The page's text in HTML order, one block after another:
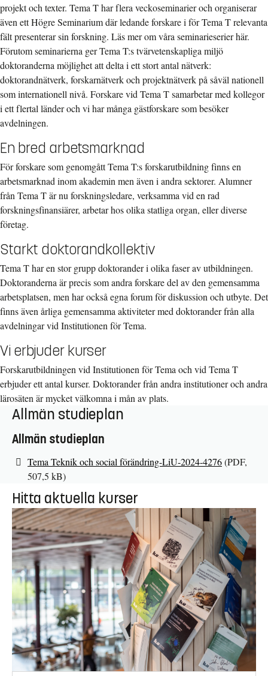
projekt och texter. Tema T har flera veckoseminarier och organiserar
även ett Högre Seminarium där ledande forskare i för Tema T relevanta
fält presenterar sin forskning. Läs mer om våra seminarieserier här.
Förutom seminarierna ger Tema T:s tvärvetenskapliga miljö
doktoranderna möjlighet att delta i ett stort antal nätverk:
doktorandnätverk, forskarnätverk och projektnätverk på såväl nationell
som internationell nivå. Forskare vid Tema T samarbetar med kollegor
i ett flertal länder och vi har många gästforskare som besöker
avdelningen.
En bred arbetsmarknad
För forskare som genomgått Tema T:s forskarutbildning finns en
arbetsmarknad inom akademin men även i andra sektorer. Alumner
från Tema T är nu forskningsledare, verksamma vid en rad
forskningsfinansiärer, arbetar hos olika statliga organ, eller diverse
företag.
Starkt doktorandkollektiv
Tema T har en stor grupp doktorander i olika faser av utbildningen.
Doktoranderna är precis som andra forskare del av den gemensamma
arbetsplatsen, men har också egna forum för diskussion och utbyte. Det
finns även årliga gemensamma aktiviteter med doktorander från alla
avdelningar vid Institutionen för Tema.
Vi erbjuder kurser
Forskarutbildningen vid Institutionen för Tema och vid Tema T
erbjuder ett antal kurser. Doktorander från andra institutioner och andra
lärosäten är mycket välkomna i mån av plats.
Allmän studieplan
Allmän studieplan
Tema Teknik och social förändring-LiU-2024-4276(PDF,
507,5 kB)
Hitta aktuella kurser